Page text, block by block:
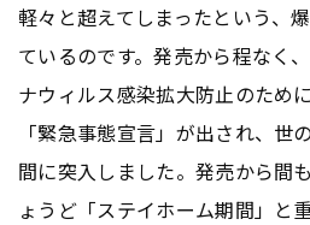
軽々と超えてしまったという、
ているのです。発売から程なく
ナウィルス感染拡大防止のため
「緊急事態宣言」が出され、世
間に突入しました。発売から間
ょうど「ステイホーム期間」と